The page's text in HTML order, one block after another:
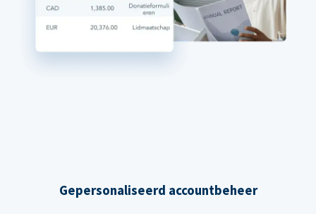
Gepersonaliseerd accountbeheer